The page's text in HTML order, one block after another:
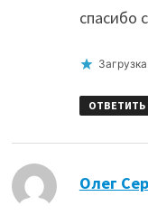
спасибо
ОТВЕТИТЬ
Олег